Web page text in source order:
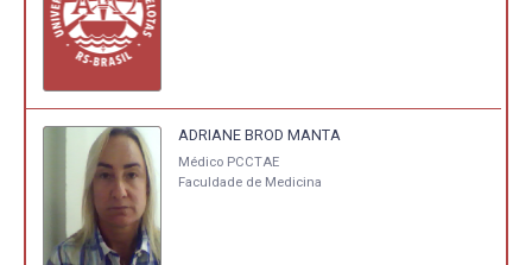
ADRIANE BROD MANTA
Médico PCCTAE
Faculdade de Medicina